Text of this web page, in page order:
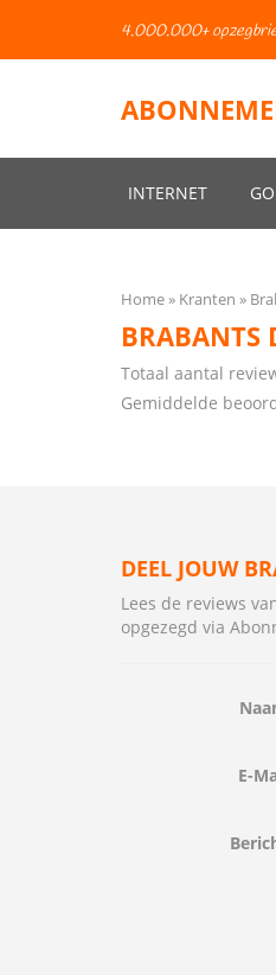
4.000.000+
INTERNET
Home Kranten
BRABANTS
Totaal aantal
Gemiddelde
DEEL JOUW
Lees de reviews
opgezegd via
E-